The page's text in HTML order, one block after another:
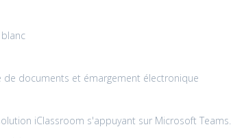
de documents et émargement électronique
iClassroom s'appuyant sur Microsoft Teams.